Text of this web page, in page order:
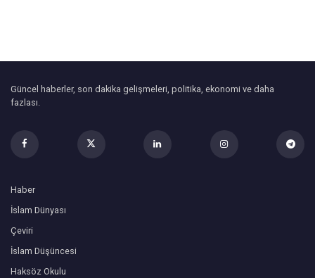
Güncel haberler, son dakika gelişmeleri, politika, ekonomi ve daha
fazlası.
Haber
İslam Dünyası
Çeviri
İslam Düşüncesi
Haksöz Okulu